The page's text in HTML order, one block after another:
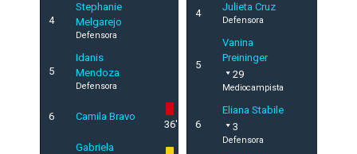
4
Stephanie
Melgarejo
Defensora
5
Idanis
Mendoza
Defensora
6 Camila Bravo
36'
Gabriela
4
Julieta Cruz
Defensora
5
Vanina
Preininger
29
Mediocampista
6
Eliana Stabile
3
Defensora